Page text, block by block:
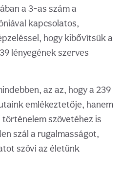
a 3-as szám a
kapcsolatos,
hogy kibővítsük a
lényegének szerves
az az, hogy a 239
emlékeztetője, hanem
szövetéhez is
szál a rugalmasságot,
szövi az életünk